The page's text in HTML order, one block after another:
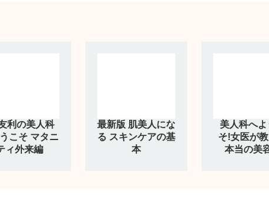
利の美人科
こそ マタニ
ィ外来編
最新版 肌美人にな
る スキンケアの基
本
美人科へよ
そ!女医が
本当の美